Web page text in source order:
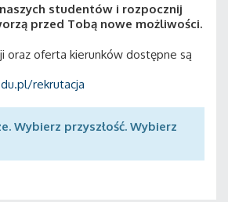
studentów i rozpocznij
przed Tobą nowe możliwości.
oraz oferta kierunków dostępne są
rekrutacja
Wybierz przyszłość. Wybierz